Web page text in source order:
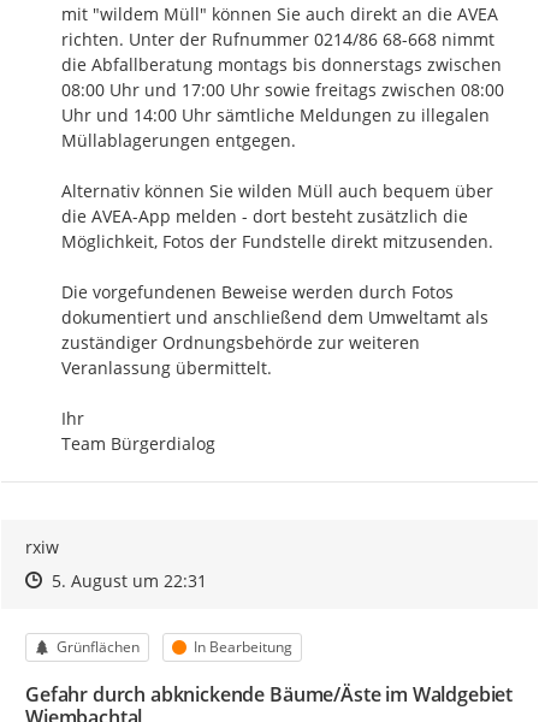
mit "wildem Müll" können Sie auch direkt an die AVEA
richten. Unter der Rufnummer 0214/86 68-668 nimmt
die Abfallberatung montags bis donnerstags zwischen
08:00 Uhr und 17:00 Uhr sowie freitags zwischen 08:00
Uhr und 14:00 Uhr sämtliche Meldungen zu illegalen
Müllablagerungen entgegen.
Alternativ können Sie wilden Müll auch bequem über
die AVEA-App melden - dort besteht zusätzlich die
Möglichkeit, Fotos der Fundstelle direkt mitzusenden.
Die vorgefundenen Beweise werden durch Fotos
dokumentiert und anschließend dem Umweltamt als
zuständiger Ordnungsbehörde zur weiteren
Veranlassung übermittelt.
Ihr
Team Bürgerdialog
rxiw
Zeitpunkt des Erstellens
Zeitpunkt des Erstellens
5. August um 22:31
Kategorie
Grünflächen Status
In Bearbeitung
Gefahr durch abknickende Bäume/Äste im Waldgebiet